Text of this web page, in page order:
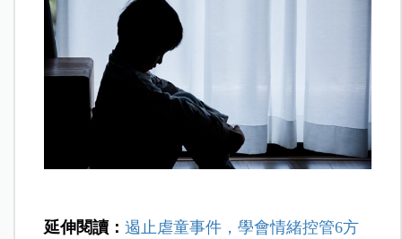
延伸閱讀：遏止虐童事件，學會情緒控管6方